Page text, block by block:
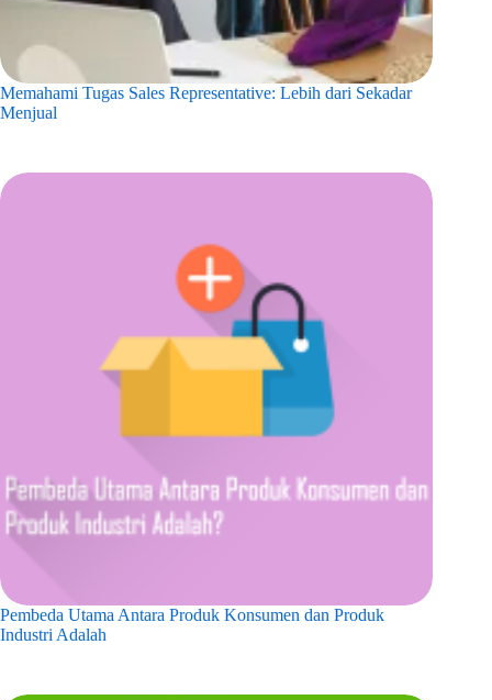
Memahami Tugas Sales Representative: Lebih dari Sekadar
Menjual
Pembeda Utama Antara Produk Konsumen dan Produk
Industri Adalah